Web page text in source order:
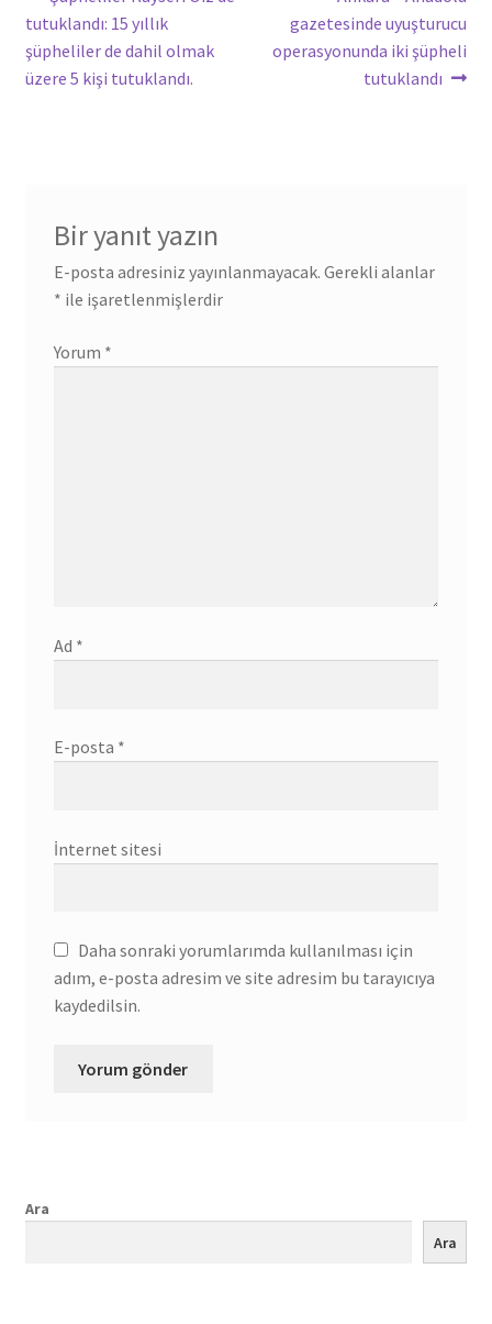
gezinmesi
yazı:
tutuklandı: 15 yıllık
şüpheliler de dahil olmak
üzere 5 kişi tutuklandı.
yazı:
gazetesinde uyuşturucu
operasyonunda iki şüpheli
tutuklandı
Bir yanıt yazın
E-posta adresiniz yayınlanmayacak. Gerekli alanlar
* ile işaretlenmişlerdir
Yorum *
Ad *
E-posta *
İnternet sitesi
Daha sonraki yorumlarımda kullanılması için
adım, e-posta adresim ve site adresim bu tarayıcıya
kaydedilsin.
Ara
Ara